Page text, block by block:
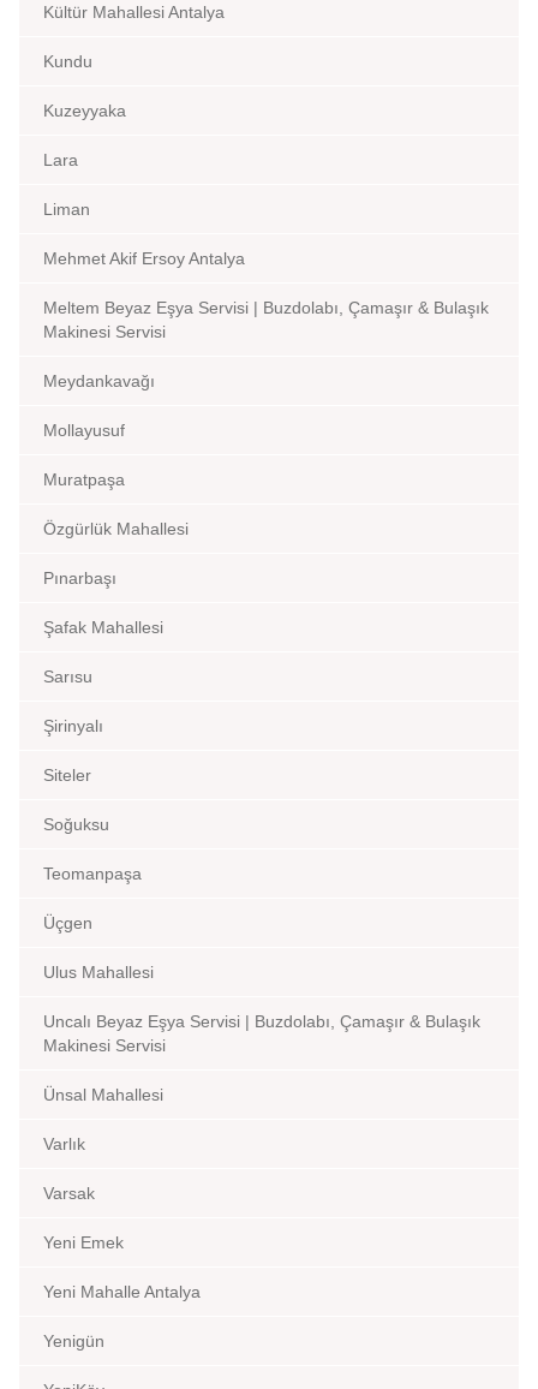
Kültür Mahallesi Antalya
Kundu
Kuzeyyaka
Lara
Liman
Mehmet Akif Ersoy Antalya
Meltem Beyaz Eşya Servisi | Buzdolabı, Çamaşır & Bulaşık
Makinesi Servisi
Meydankavağı
Mollayusuf
Muratpaşa
Özgürlük Mahallesi
Pınarbaşı
Şafak Mahallesi
Sarısu
Şirinyalı
Siteler
Soğuksu
Teomanpaşa
Üçgen
Ulus Mahallesi
Uncalı Beyaz Eşya Servisi | Buzdolabı, Çamaşır & Bulaşık
Makinesi Servisi
Ünsal Mahallesi
Varlık
Varsak
Yeni Emek
Yeni Mahalle Antalya
Yenigün